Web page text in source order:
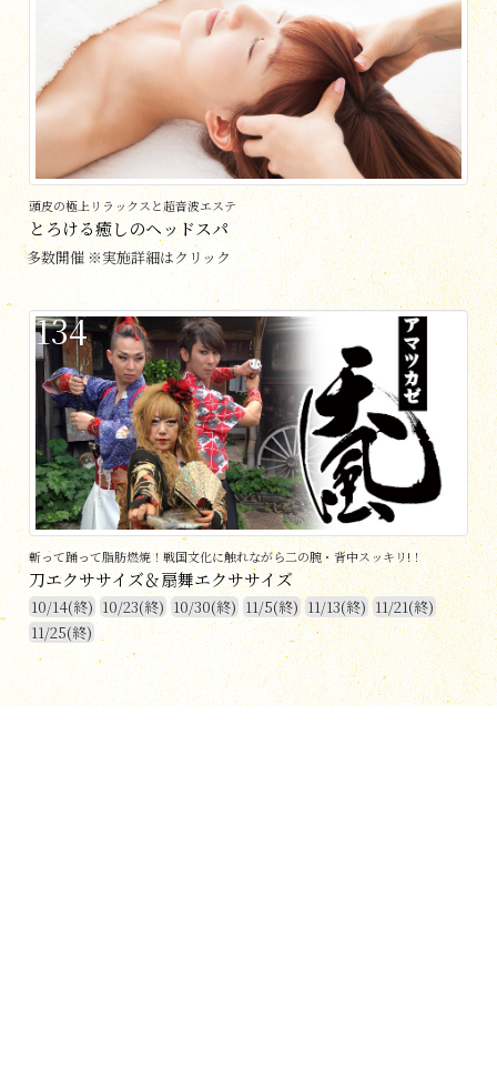
頭皮の極上リラックスと超音波エステ
とろける癒しのヘッドスパ
多数開催 ※実施詳細はクリック
134
斬って踊って脂肪燃焼！戦国文化に触れながら二の腕・背中スッキリ!！
刀エクササイズ＆扇舞エクササイズ
10/14(終) 10/23(終) 10/30(終) 11/5(終) 11/13(終) 11/21(終)
11/25(終)